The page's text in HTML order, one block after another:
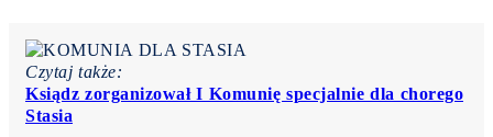
Czytaj także:
Ksiądz zorganizował I Komunię specjalnie dla chorego
Stasia